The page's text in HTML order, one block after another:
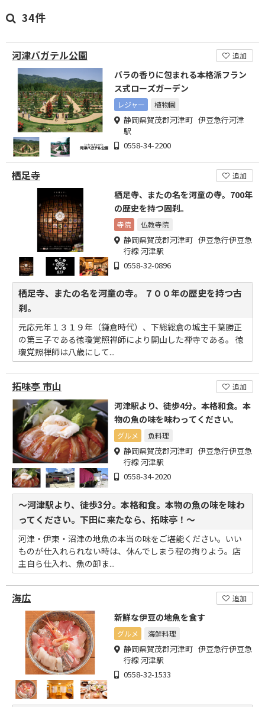
34件
河津バガテル公園 追加
バラの香りに包まれる本格派フラン
ス式ローズガーデン
レジャー 植物園
静岡県賀茂郡河津町 伊豆急行河津
駅
0558-34-2200
栖足寺 追加
栖足寺、またの名を河童の寺。700年
の歴史を持つ固刹。
寺院 仏教寺院
静岡県賀茂郡河津町 伊豆急行伊豆急
行線 河津駅
0558-32-0896
栖足寺、またの名を河童の寺。 ７００年の歴史を持つ古
刹。
元応元年１３１９年（鎌倉時代）、下総総倉の城主千葉勝正
の第三子である徳瓊覚照禅師により開山した禅寺である。 徳
瓊覚照禅師は八歳にして...
拓味亭 市山 追加
河津駅より、徒歩4分。本格和食。本
物の魚の味を味わってください。
グルメ 魚料理
静岡県賀茂郡河津町 伊豆急行伊豆急
行線 河津駅
0558-34-2020
～河津駅より、徒歩3分。本格和食。本物の魚の味を味わ
ってください。下田に来たなら、拓味亭！～
河津・伊東・沼津の地魚の本当の味をご堪能ください。いい
ものが仕入れられない時は、休んでしまう程の拘りよう。店
主自ら仕入れ、魚の卸ま...
海広 追加
新鮮な伊豆の地魚を食す
グルメ 海鮮料理
静岡県賀茂郡河津町 伊豆急行伊豆急
行線 河津駅
0558-32-1533